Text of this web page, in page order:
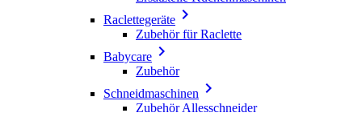
Raclettegeräte 
Zubehör für Raclette
Babycare 
Zubehör
Schneidmaschinen 
Zubehör Allesschneider